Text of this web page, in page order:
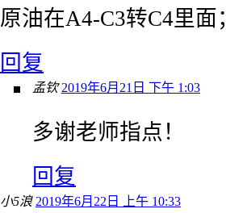
原油在A4-C3转C4里面
回复
孟钦 2019年6月21日 下午 1:03
多谢老师指点！
回复
小5浪 2019年6月22日 上午 10:33